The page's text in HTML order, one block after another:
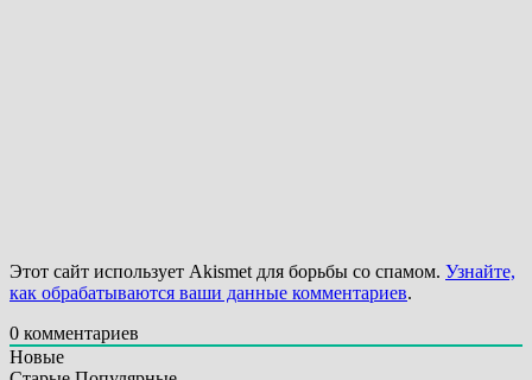
Этот сайт использует Akismet для борьбы со спамом. Узнайте,
как обрабатываются ваши данные комментариев.
0 комментариев
Новые